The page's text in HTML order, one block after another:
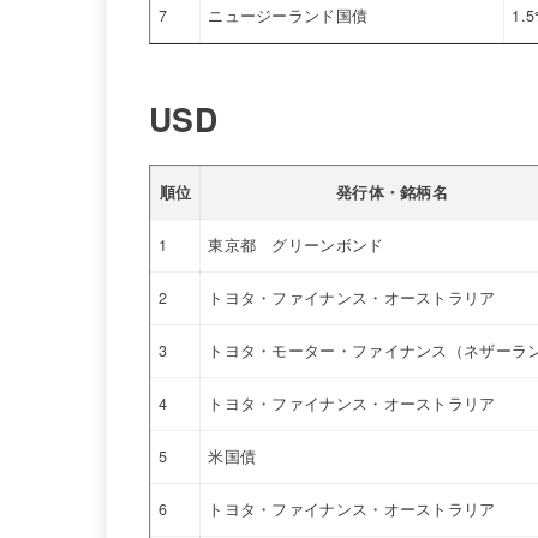
7 ニュージーランド国債
USD
順位 発行体・銘柄名
1 東京都 グリーンボンド
2 トヨタ・ファイナンス・オーストラリア
3 トヨタ・モーター・ファイナンス（ネザーラ
4 トヨタ・ファイナンス・オーストラリア
5 米国債
6 トヨタ・ファイナンス・オーストラリア